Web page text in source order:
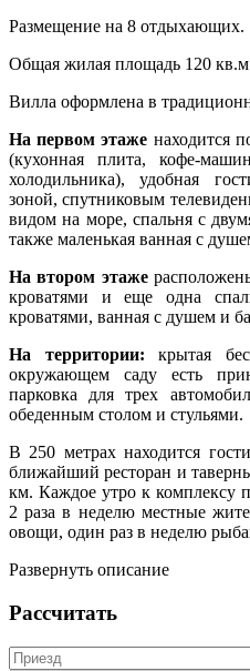
Размещение на 8 отдыхающих.
Общая жилая площадь 120
Вилла оформлена в
На первом этаже находится
(кухонная плита, кофе-
холодильника), удобная
зоной, спутниковым
видом на море, спальня с
также маленькая ванная с
На втором этаже
кроватями и еще одна
кроватями, ванная с душем и
На территории: крытая
окружающем саду есть
парковка для трех
обеденным столом и стульями.
В 250 метрах находится
ближайший ресторан и
км. Каждое утро к комплексу
2 раза в неделю местные
овощи, один раз в неделю
Развернуть описание
Рассчитать